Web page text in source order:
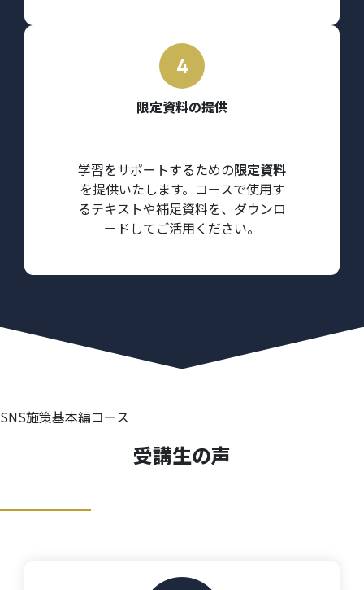
限定資料の提供
学習をサポートするための限定資料
を提供いたします。コースで使用す
るテキストや補足資料を、ダウンロ
ードしてご活用ください。
SNS施策基本編コース
受講生の声